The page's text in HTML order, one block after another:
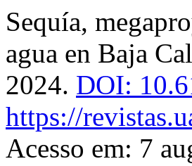
Sequía,
agua en Baja
2024. DOI:
https://
Acesso em: 7